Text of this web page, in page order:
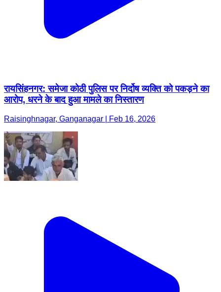
रायसिंहनगर: समेजा कोठी पुलिस पर निर्दोष व्यक्ति को पकड़ने का
आरोप, धरने के बाद हुआ मामले का निस्तारण
Raisinghnagar, Ganganagar | Feb 16, 2026